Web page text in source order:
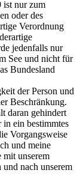
ist nur zum
oder des
Verordnung
jedenfalls nur
See und nicht für
Bundesland
der Person und
Beschränkung.
daran gehindert
in ein bestimmtes
Vorgangsweise
und meine
mit unserem
und nach unserem